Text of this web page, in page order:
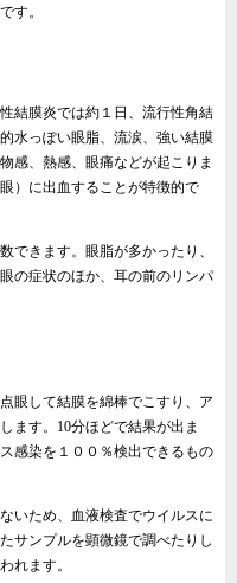
す。
結膜炎では約１日、流行性角結
水っぽい眼脂、流涙、強い結膜
感、熱感、眼痛などが起こりま
）に出血することが特徴的で
きます。眼脂が多かったり、
の症状のほか、耳の前のリンパ
眼して結膜を綿棒でこすり、ア
ます。10分ほどで結果が出ま
感染を１００％検出できるもの
いため、血液検査でウイルスに
サンプルを顕微鏡で調べたりし
れます。